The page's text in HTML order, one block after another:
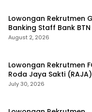
Lowongan Rekrutmen
Banking Staff Bank
August 2, 2026
Lowongan Rekrutmen
Roda Jaya Sakti
July 30, 2026